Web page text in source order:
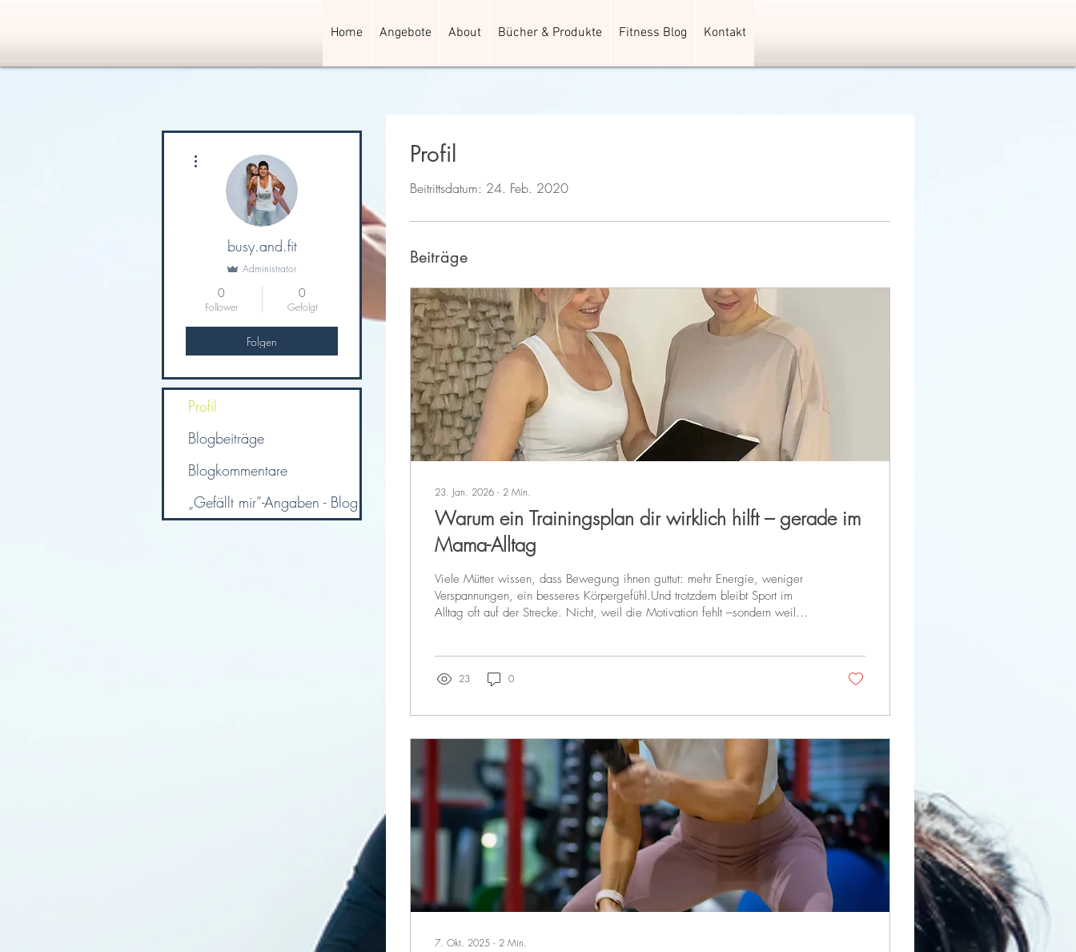
Home Angebote About Bücher & Produkte Fitness Blog Kontakt
Profil
Beitrittsdatum: 24. Feb. 2020
Beiträge
23. Jan. 2026 ∙ 2 Min.
Warum ein Trainingsplan dir wirklich hilft – gerade im
Mama-Alltag
Viele Mütter wissen, dass Bewegung ihnen guttut: mehr Energie, weniger
Verspannungen, ein besseres Körpergefühl.Und trotzdem bleibt Sport im
Alltag oft auf der Strecke. Nicht, weil die Motivation fehlt –sondern weil
Trainingsplan den Unterschied. Ein Plan nimmt dir keine Freiheit –...
23 0
7. Okt. 2025 ∙ 2 Min.
busy.and.fit
Administrator
0
Follower
0
Gefolgt
Folgen
Profil
Blogbeiträge
Blogkommentare
„Gefällt mir”-Angaben - Blog